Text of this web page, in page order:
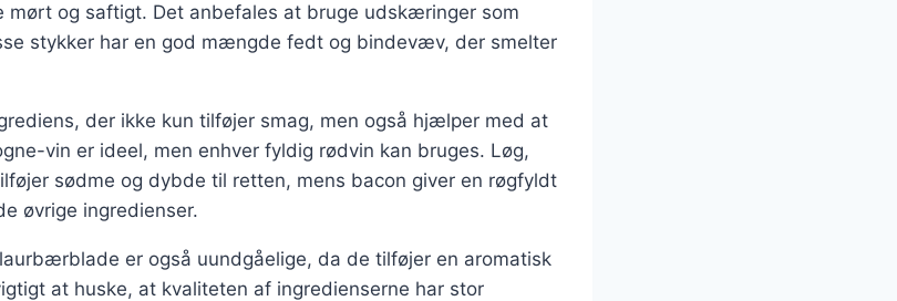
mørt og saftigt. Det anbefales at bruge udskæringer som
stykker har en god mængde fedt og bindevæv, der smelter
der ikke kun tilføjer smag, men også hjælper med at
vin er ideel, men enhver fyldig rødvin kan bruges. Løg,
sødme og dybde til retten, mens bacon giver en røgfyldt
øvrige ingredienser.
er også uundgåelige, da de tilføjer en aromatisk
at huske, at kvaliteten af ingredienserne har stor